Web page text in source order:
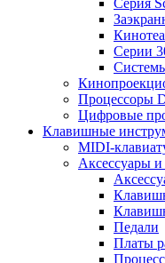
Cерия
Серии
Процессоры
Цифровые
Клавишные
MIDI-
Аксессуары
Педали
Платы